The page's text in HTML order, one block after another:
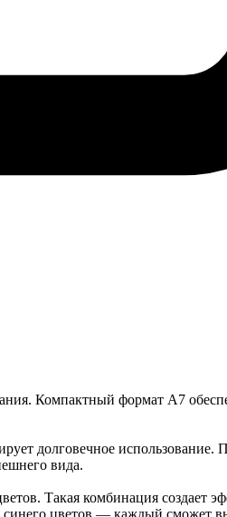
Компактный формат А7
долговечное
вида.
Такая комбинация
цветов — каждый сможет